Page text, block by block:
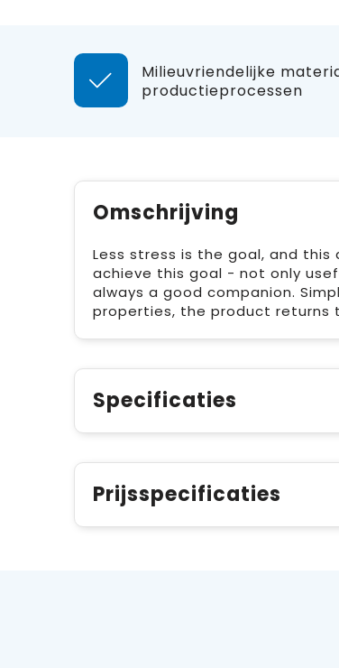
Milieuvriendelijke
productieprocessen
Omschrijving
Less stress is the goal, and
achieve this goal - not only
always a good companion.
properties, the product returns
Specificaties
Prijsspecificaties